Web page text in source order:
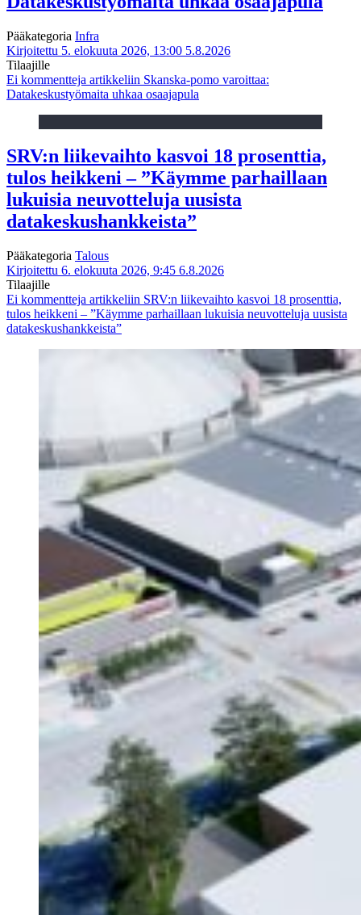
Pääkategoria Infra
Kirjoitettu 5. elokuuta 2026, 13:00 5.8.2026
Tilaajille
Ei kommentteja artikkeliin Skanska-pomo varoittaa:
Datakeskustyömaita uhkaa osaajapula
SRV:n liikevaihto kasvoi 18 prosenttia,
tulos heikkeni – ”Käymme parhaillaan
lukuisia neuvotteluja uusista
datakeskushankkeista”
Pääkategoria Talous
Kirjoitettu 6. elokuuta 2026, 9:45 6.8.2026
Tilaajille
Ei kommentteja artikkeliin SRV:n liikevaihto kasvoi 18 prosenttia,
tulos heikkeni – ”Käymme parhaillaan lukuisia neuvotteluja uusista
datakeskushankkeista”